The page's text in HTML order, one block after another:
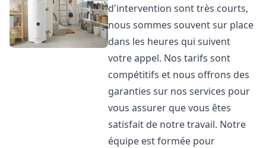
d'intervention sont très courts,
nous sommes souvent sur place
dans les heures qui suivent
votre appel. Nos tarifs sont
compétitifs et nous offrons des
garanties sur nos services pour
vous assurer que vous êtes
satisfait de notre travail. Notre
équipe est formée pour